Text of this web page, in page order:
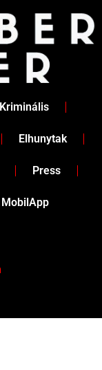
Kriminális
Elhunytak
Press
MobilApp